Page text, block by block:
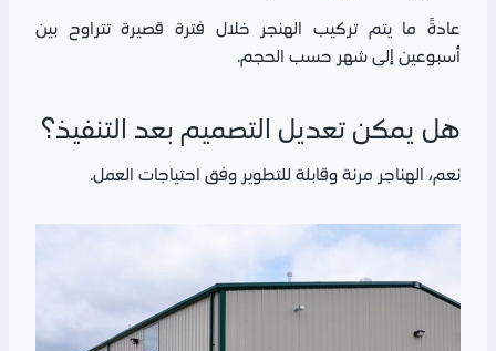
عادةً ما يتم تركيب الهنجر خلال فترة قصيرة تتراوح بين
أسبوعين إلى شهر حسب الحجم.
هل يمكن تعديل التصميم بعد التنفيذ؟
نعم، الهناجر مرنة وقابلة للتطوير وفق احتياجات العمل.